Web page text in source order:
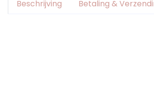
Beschrijving Betaling &